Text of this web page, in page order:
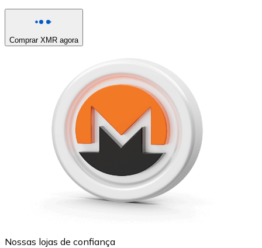
Comprar XMR agora
Nossas lojas de confiança